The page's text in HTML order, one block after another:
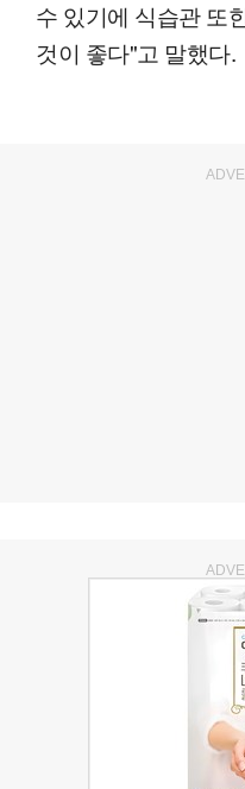
수 있기에 식습관 또
것이 좋다"고 말했다.